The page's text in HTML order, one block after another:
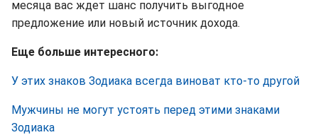
месяца вас ждет шанс получить выгодное
предложение или новый источник дохода.
Еще больше интересного:
У этих знаков Зодиака всегда виноват кто-то другой
Мужчины не могут устоять перед этими знаками
Зодиака